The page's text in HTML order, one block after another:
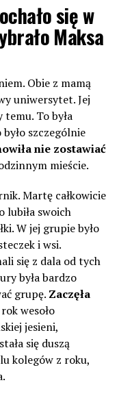
się w
Maksa
Obie z mamą
uniwersytet. Jej
temu. To była
szczególnie
nie zostawiać
mieście.
Martę całkowicie
lubiła swoich
W jej grupie było
i wsi.
się z dala od tych
była bardzo
grupę. Zaczęła
wesoło
jesieni,
się duszą
kolegów z roku,